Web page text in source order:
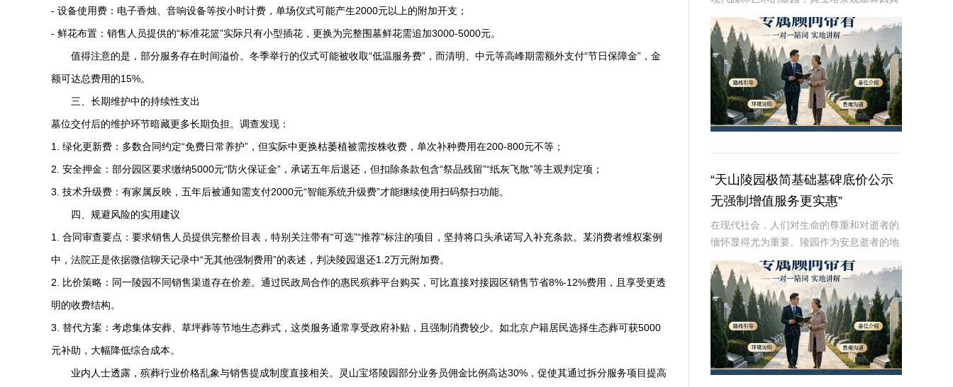
- 设备使用费：电子香烛、音响设备等按小时计费，单场仪式可能产生2000元以上的附加开支；
- 鲜花布置：销售人员提供的“标准花篮”实际只有小型插花，更换为完整围墓鲜花需追加3000-5000元。
值得注意的是，部分服务存在时间溢价。冬季举行的仪式可能被收取“低温服务费”，而清明、中元等高峰期需额外支付“节日保障金”，金
额可达总费用的15%。
三、长期维护中的持续性支出
墓位交付后的维护环节暗藏更多长期负担。调查发现：
1. 绿化更新费：多数合同约定“免费日常养护”，但实际中更换枯萎植被需按株收费，单次补种费用在200-800元不等；
2. 安全押金：部分园区要求缴纳5000元“防火保证金”，承诺五年后退还，但扣除条款包含“祭品残留”“纸灰飞散”等主观判定项；
3. 技术升级费：有家属反映，五年后被通知需支付2000元“智能系统升级费”才能继续使用扫码祭扫功能。
四、规避风险的实用建议
1. 合同审查要点：要求销售人员提供完整价目表，特别关注带有“可选”“推荐”标注的项目，坚持将口头承诺写入补充条款。某消费者维权案例
中，法院正是依据微信聊天记录中“无其他强制费用”的表述，判决陵园退还1.2万元附加费。
2. 比价策略：同一陵园不同销售渠道存在价差。通过民政局合作的惠民殡葬平台购买，可比直接对接园区销售节省8%-12%费用，且享受更透
明的收费结构。
3. 替代方案：考虑集体安葬、草坪葬等节地生态葬式，这类服务通常享受政府补贴，且强制消费较少。如北京户籍居民选择生态葬可获5000
元补助，大幅降低综合成本。
业内人士透露，殡葬行业价格乱象与销售提成制度直接相关。
灵山宝塔陵园部分业务员佣金比例高达30%，促使其通过拆分服务项目提高
独特的建筑风格和深厚的文化内涵，成为众
多家庭选择安息之地的首选。本文将从专业
角度详细介绍灵山宝塔陵园宝塔景观墓碑的
完整报价，
“天山陵园极简基础墓碑底价公示
无强制增值服务更实惠”
在现代社会，人们对生命的尊重和对逝者的
缅怀显得尤为重要。陵园作为安息逝者的地
方，不仅是家属寄托哀思的场所，也是社会
文明进步的体现。然而，随着社会经济的发
展，陵园服务费用不断上涨，尤其是墓碑等
基本服务的